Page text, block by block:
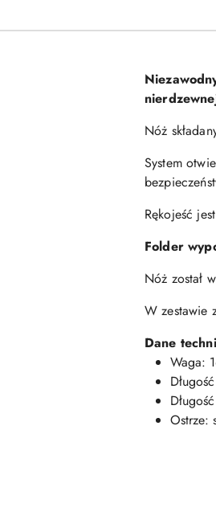
Nóż
System
Rękojeść
Folder
Nóż został
W zestawie
Dane
Waga:
Ostrze: